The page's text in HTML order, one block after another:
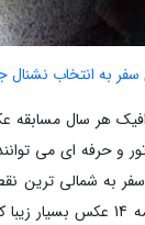
به انتخاب نشنال
هر سال مسابقه
و حرفه ای می
به شمالی ترین
قطبی است. در ادامه 14